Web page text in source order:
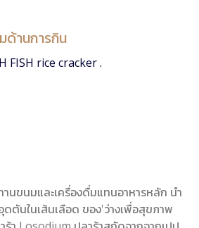
านการกิน
FISH rice cracker .
นขนมและเครื่องดื่มแทนอาหารหลัก นำ
ดตันในเส้นเลือด ของ'ว่างเพื่อสุขภาพ